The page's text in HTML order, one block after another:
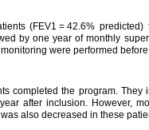
(FEV1 = 42.6% predicted)
by one year of monthly
were performed
completed the program.
after inclusion. However,
also decreased in these